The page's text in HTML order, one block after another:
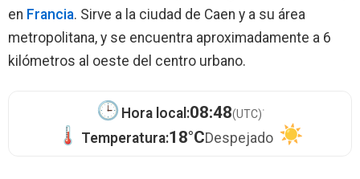
en Francia. Sirve a la ciudad de Caen y a su área
metropolitana, y se encuentra aproximadamente a 6
kilómetros al oeste del centro urbano.
Hora local:08:48(UTC)·
Temperatura:18°CDespejado